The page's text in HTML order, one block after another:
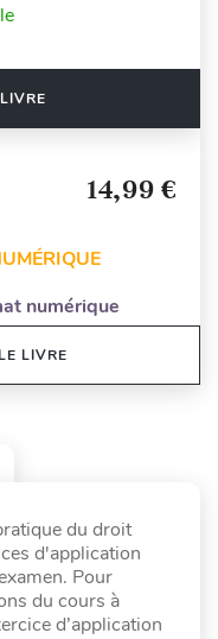
14,99 €
numérique
LIVRE
du droit
d'application
Pour
du cours à
d’application